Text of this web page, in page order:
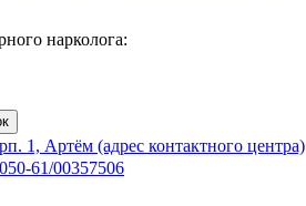
нарколога:
1, Артём (адрес контактного центра)
61/00357506